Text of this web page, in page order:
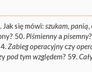
Jak się mówi: szukam, panią,
50. Piśmiennya pisemny
Zabieg operacyjnyczy
pod tym względem? 59.